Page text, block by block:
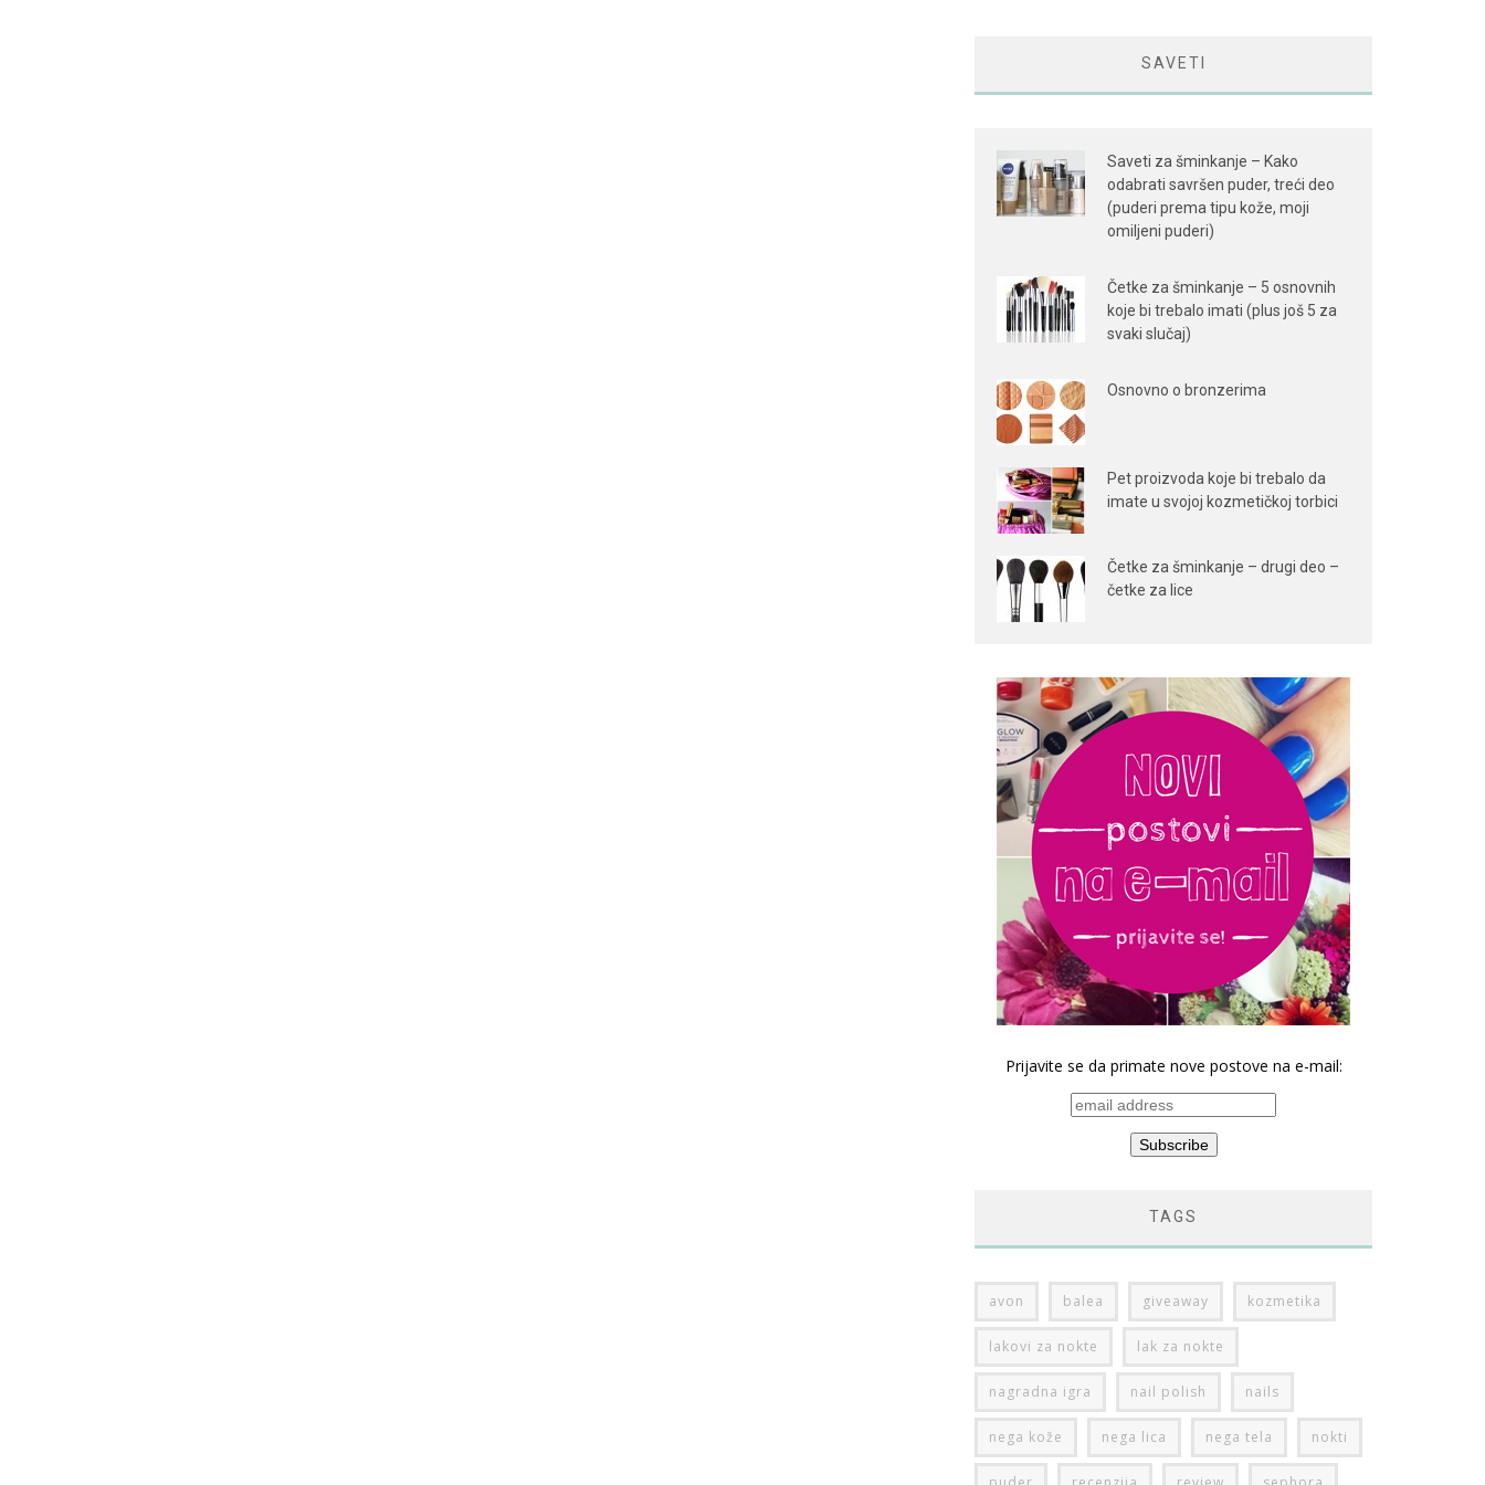
SAVETI
Saveti za šminkanje – Kako
odabrati savršen puder, treći deo
(puderi prema tipu kože, moji
omiljeni puderi)
Četke za šminkanje – 5 osnovnih
koje bi trebalo imati (plus još 5 za
svaki slučaj)
Osnovno o bronzerima
Pet proizvoda koje bi trebalo da
imate u svojoj kozmetičkoj torbici
Četke za šminkanje – drugi deo –
četke za lice
Prijavite se da primate nove postove na e-mail:
TAGS
avon balea giveaway kozmetika
lakovi za nokte lak za nokte
nagradna igra nail polish nails
nega kože nega lica nega tela nokti